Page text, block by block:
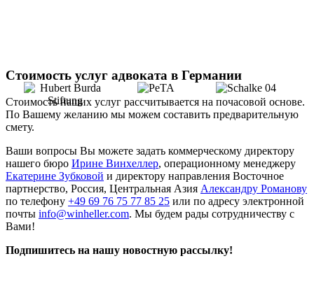
Стоимость услуг адвоката в Германии
Стоимость наших услуг рассчитывается на почасовой основе.
По Вашему желанию мы можем составить предварительную
смету.
Ваши вопросы Вы можете задать коммерческому директору
нашего бюро Ирине Винхеллер, операционному менеджеру
Екатерине Зубковой и директору направления Восточное
партнерство, Россия, Центральная Азия Александру Романову
по телефону +49 69 76 75 77 85 25 или по адресу электронной
почты info@winheller.com. Мы будем рады сотрудничеству с
Вами!
Подпишитесь на нашу новостную рассылку!